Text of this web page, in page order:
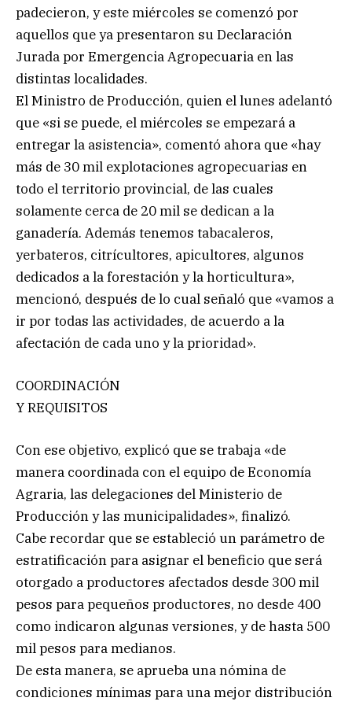
padecieron, y este miércoles se comenzó por
aquellos que ya presentaron su Declaración
Jurada por Emergencia Agropecuaria en las
distintas localidades.
El Ministro de Producción, quien el lunes adelantó
que «si se puede, el miércoles se empezará a
entregar la asistencia», comentó ahora que «hay
más de 30 mil explotaciones agropecuarias en
todo el territorio provincial, de las cuales
solamente cerca de 20 mil se dedican a la
ganadería. Además tenemos tabacaleros,
yerbateros, citrícultores, apicultores, algunos
dedicados a la forestación y la horticultura»,
mencionó, después de lo cual señaló que «vamos a
ir por todas las actividades, de acuerdo a la
afectación de cada uno y la prioridad».
COORDINACIÓN
Y REQUISITOS
Con ese objetivo, explicó que se trabaja «de
manera coordinada con el equipo de Economía
Agraria, las delegaciones del Ministerio de
Producción y las municipalidades», finalizó.
Cabe recordar que se estableció un parámetro de
estratificación para asignar el beneficio que será
otorgado a productores afectados desde 300 mil
pesos para pequeños productores, no desde 400
como indicaron algunas versiones, y de hasta 500
mil pesos para medianos.
De esta manera, se aprueba una nómina de
condiciones mínimas para una mejor distribución